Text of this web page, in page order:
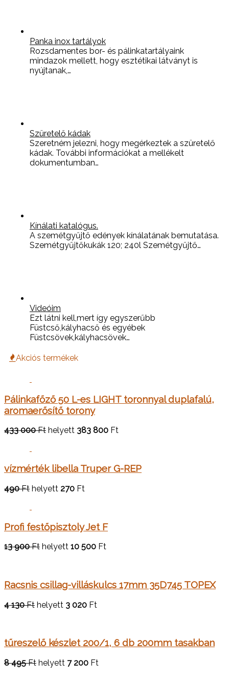
Panka inox tartályok
Rozsdamentes bor- és pálinkatartályaink
mindazok mellett, hogy esztétikai látványt is
nyújtanak,…
Szüretelő kádak
Szeretném jelezni, hogy megérkeztek a szüretelő
kádak. További információkat a mellékelt
dokumentumban…
Kínálati katalógus.
A szemétgyűjtő edények kínálatának bemutatása.
Szemétgyűjtőkukák 120; 240l Szemétgyűjtő…
Videóim
Ezt látni kell,mert így egyszerűbb
Füstcső,kályhacső és egyébek
Füstcsövek,kályhacsövek…
Akciós termékek
Pálinkafőző 50 L-es LIGHT toronnyal duplafalú,
aromaerősítő torony
433 000 Ft helyett 383 800 Ft
vízmérték libella Truper G-REP
490 Ft helyett 270 Ft
Profi festőpisztoly Jet F
13 900 Ft helyett 10 500 Ft
Racsnis csillag-villáskulcs 17mm 35D745 TOPEX
4 130 Ft helyett 3 020 Ft
tűreszelő készlet 200/1, 6 db 200mm tasakban
8 495 Ft helyett 7 200 Ft